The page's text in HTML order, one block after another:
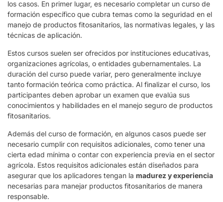
los casos. En primer lugar, es necesario completar un curso de
formación específico que cubra temas como la seguridad en el
manejo de productos fitosanitarios, las normativas legales, y las
técnicas de aplicación.
Estos cursos suelen ser ofrecidos por instituciones educativas,
organizaciones agrícolas, o entidades gubernamentales. La
duración del curso puede variar, pero generalmente incluye
tanto formación teórica como práctica. Al finalizar el curso, los
participantes deben aprobar un examen que evalúa sus
conocimientos y habilidades en el manejo seguro de productos
fitosanitarios.
Además del curso de formación, en algunos casos puede ser
necesario cumplir con requisitos adicionales, como tener una
cierta edad mínima o contar con experiencia previa en el sector
agrícola. Estos requisitos adicionales están diseñados para
asegurar que los aplicadores tengan la madurez y experiencia
necesarias para manejar productos fitosanitarios de manera
responsable.